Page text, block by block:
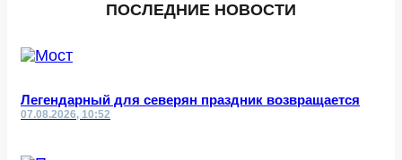
ПОСЛЕДНИЕ НОВОСТИ
Легендарный для северян праздник возвращается
07.08.2026, 10:52